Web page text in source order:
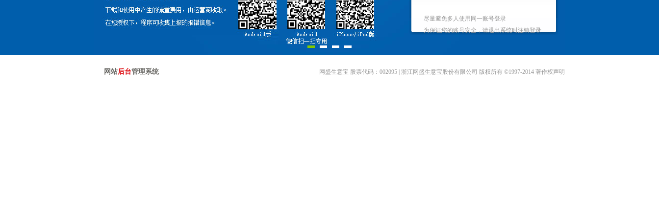
尽量避免多人使用同一账号登录
为保证您的账号安全，请退出系统时注销登录
网站后台管理系统 网盛生意宝 股票代码：002095 | 浙江网盛生意宝股份有限公司 版权所有 ©1997-2014 著作权声明